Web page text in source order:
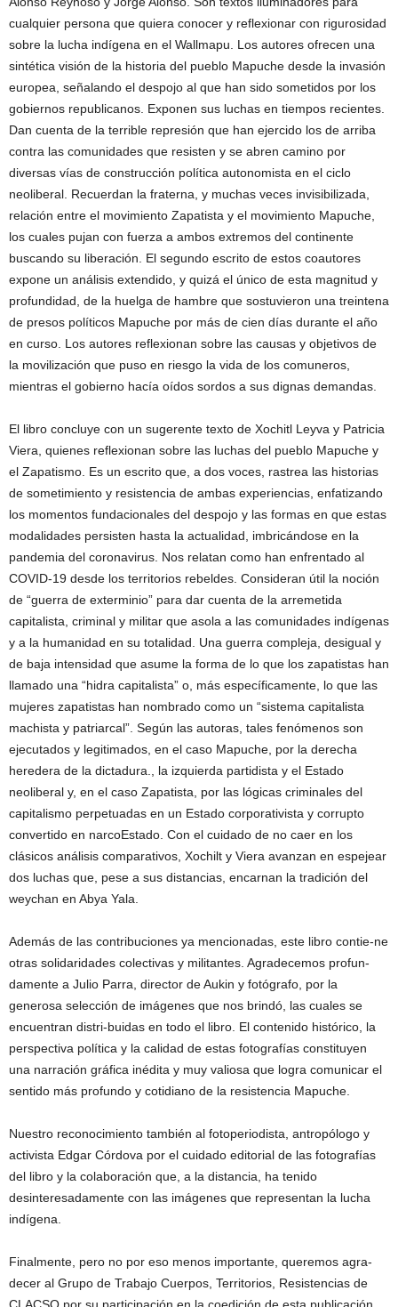
cualquier persona que quiera conocer y reflexionar con rigurosidad
sobre la lucha indígena en el Wallmapu. Los autores ofrecen una
sintética visión de la historia del pueblo Mapuche desde la invasión
europea, señalando el despojo al que han sido sometidos por los
gobiernos republicanos. Exponen sus luchas en tiempos recientes.
Dan cuenta de la terrible represión que han ejercido los de arriba
contra las comunidades que resisten y se abren camino por
diversas vías de construcción política autonomista en el ciclo
neoliberal. Recuerdan la fraterna, y muchas veces invisibilizada,
relación entre el movimiento Zapatista y el movimiento Mapuche,
los cuales pujan con fuerza a ambos extremos del continente
buscando su liberación. El segundo escrito de estos coautores
expone un análisis extendido, y quizá el único de esta magnitud y
profundidad, de la huelga de hambre que sostuvieron una treintena
de presos políticos Mapuche por más de cien días durante el año
en curso. Los autores reflexionan sobre las causas y objetivos de
la movilización que puso en riesgo la vida de los comuneros,
mientras el gobierno hacía oídos sordos a sus dignas demandas.
El libro concluye con un sugerente texto de Xochitl Leyva y Patricia
Viera, quienes reflexionan sobre las luchas del pueblo Mapuche y
el Zapatismo. Es un escrito que, a dos voces, rastrea las historias
de sometimiento y resistencia de ambas experiencias, enfatizando
los momentos fundacionales del despojo y las formas en que estas
modalidades persisten hasta la actualidad, imbricándose en la
pandemia del coronavirus. Nos relatan como han enfrentado al
COVID-19 desde los territorios rebeldes. Consideran útil la noción
de “guerra de exterminio” para dar cuenta de la arremetida
capitalista, criminal y militar que asola a las comunidades indígenas
y a la humanidad en su totalidad. Una guerra compleja, desigual y
de baja intensidad que asume la forma de lo que los zapatistas han
llamado una “hidra capitalista” o, más específicamente, lo que las
mujeres zapatistas han nombrado como un “sistema capitalista
machista y patriarcal”. Según las autoras, tales fenómenos son
ejecutados y legitimados, en el caso Mapuche, por la derecha
heredera de la dictadura., la izquierda partidista y el Estado
neoliberal y, en el caso Zapatista, por las lógicas criminales del
capitalismo perpetuadas en un Estado corporativista y corrupto
convertido en narcoEstado. Con el cuidado de no caer en los
clásicos análisis comparativos, Xochilt y Viera avanzan en espejear
dos luchas que, pese a sus distancias, encarnan la tradición del
weychan en Abya Yala.
Además de las contribuciones ya mencionadas, este libro contie-ne
otras solidaridades colectivas y militantes. Agradecemos profun-
damente a Julio Parra, director de Aukin y fotógrafo, por la
generosa selección de imágenes que nos brindó, las cuales se
encuentran distri-buidas en todo el libro. El contenido histórico, la
perspectiva política y la calidad de estas fotografías constituyen
una narración gráfica inédita y muy valiosa que logra comunicar el
sentido más profundo y cotidiano de la resistencia Mapuche.
Nuestro reconocimiento también al fotoperiodista, antropólogo y
activista Edgar Córdova por el cuidado editorial de las fotografías
del libro y la colaboración que, a la distancia, ha tenido
desinteresadamente con las imágenes que representan la lucha
indígena.
Finalmente, pero no por eso menos importante, queremos agra-
decer al Grupo de Trabajo Cuerpos, Territorios, Resistencias de